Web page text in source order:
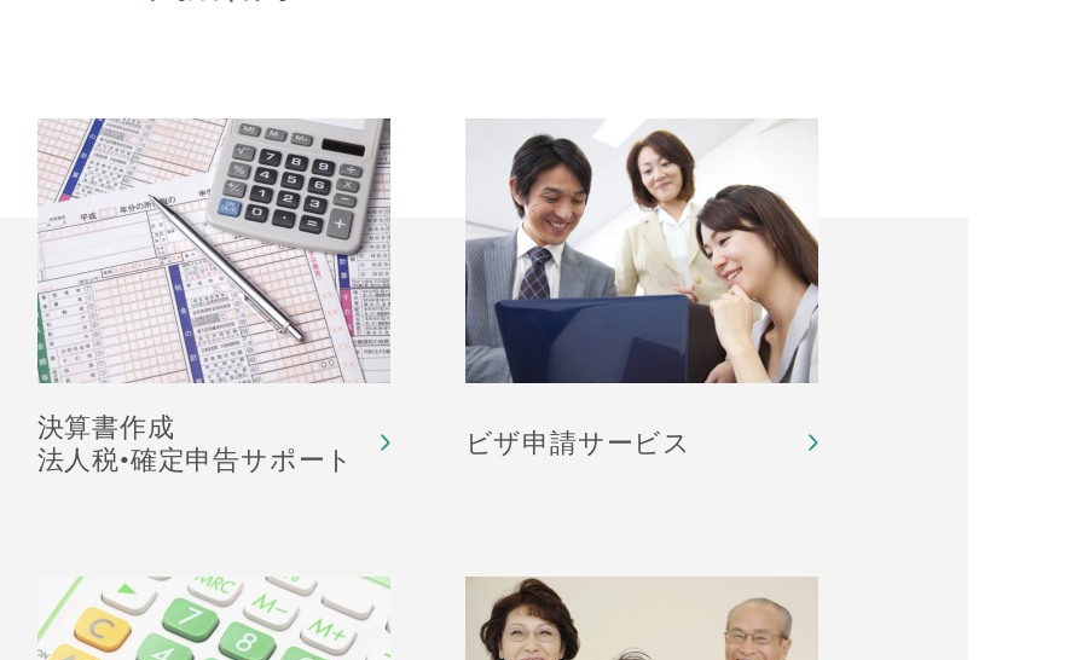
決算書作成
法人税•確定申告サポート
ビザ申請サービス